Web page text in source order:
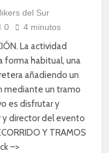
del Sur
0 4 minutos
La actividad
forma habitual, una
añadiendo un
mediante un tramo
es disfrutar y
y director del evento
Y TRAMOS
–>